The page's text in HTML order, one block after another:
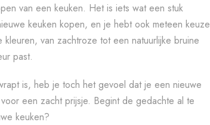
van een keuken. Het is iets wat een stuk
keuken kopen, en je hebt ook meteen keuze
van zachtroze tot een natuurlijke bruine
past.
is, heb je toch het gevoel dat je een nieuwe
een zacht prijsje. Begint de gedachte al te
keuken?